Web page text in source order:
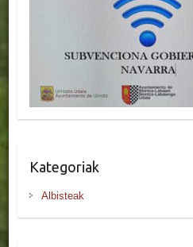
Kategoriak
Albisteak